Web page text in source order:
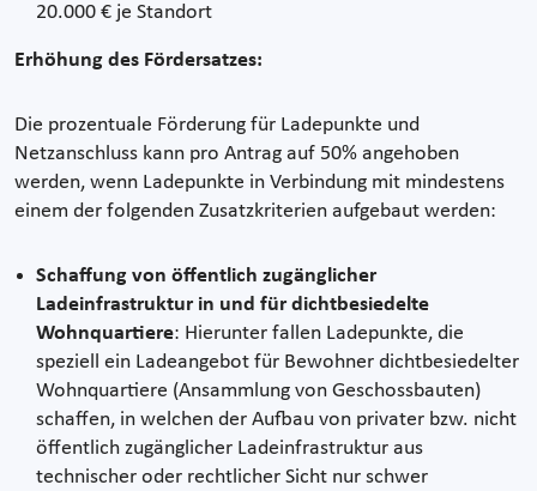
20.000 € je Standort
Erhöhung des Fördersatzes:
Die prozentuale Förderung für Ladepunkte und
Netzanschluss kann pro Antrag auf 50% angehoben
werden, wenn Ladepunkte in Verbindung mit mindestens
einem der folgenden Zusatzkriterien aufgebaut werden:
Schaffung von öffentlich zugänglicher
Ladeinfrastruktur in und für dichtbesiedelte
Wohnquartiere: Hierunter fallen Ladepunkte, die
speziell ein Ladeangebot für Bewohner dichtbesiedelter
Wohnquartiere (Ansammlung von Geschossbauten)
schaffen, in welchen der Aufbau von privater bzw. nicht
öffentlich zugänglicher Ladeinfrastruktur aus
technischer oder rechtlicher Sicht nur schwer